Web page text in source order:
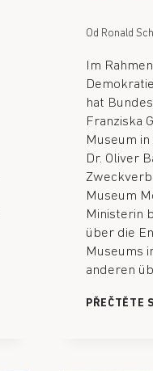
Od Ronald
Im
hat
Franziska
Museum
Dr. Oliver
Museum
Ministerin
über die
Museums
anderen
PŘEČTĚTE